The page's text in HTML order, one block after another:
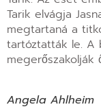
Tarik elvágja
megtartaná a
tartóztatták le. A
Angela Ahlheim